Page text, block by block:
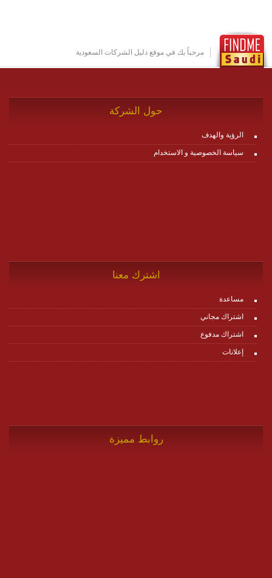
http://www.plutosms.com/zagel
مرحباً بك في موقع دليل الشركات السعودية
حول الشركة
الرؤية والهدف
سياسة الخصوصية و الاستخدام
اشترك معنا
مساعدة
اشتراك مجاني
اشتراك مدفوع
إعلانات
روابط مميزة